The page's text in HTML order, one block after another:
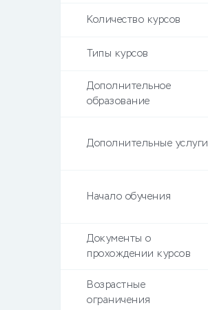
Количество курсов
Типы курсов
Дополнительное
образование
Дополнительные услуги
Начало обучения
Документы о
прохождении курсов
Возрастные
ограничения